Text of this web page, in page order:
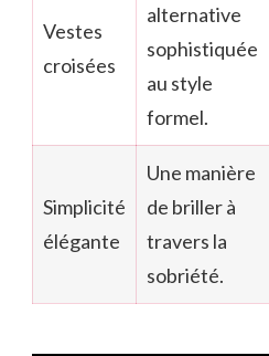
Vestes
croisées
alternative
sophistiquée
au style
formel.
Simplicité
élégante
Une manière
de briller à
travers la
sobriété.